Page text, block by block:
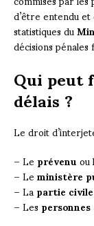
d’être entendu
statistiques du
décisions
Qui peut
délais ?
Le droit
– Leprévenu
– Leministère
– Lapartie civile
– Les